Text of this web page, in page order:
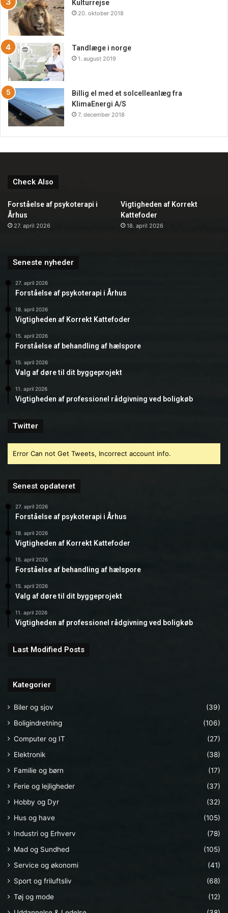
Kulturrejse
20. oktober 2018
Tandlæge i norge
1. august 2019
Billig el med et solcelleanlæg fra
KlimaEnergi A/S
7. december 2018
Check Also
Forståelse af psykoterapi i
Århus
27. april 2026
Vigtigheden af Korrekt
Kattefoder
18. april 2026
Seneste nyheder
27. april 2026
Forståelse af psykoterapi i Århus
18. april 2026
Vigtigheden af Korrekt Kattefoder
15. april 2026
Forståelse af behandling af hælspore
15. april 2026
Valg af døre til dit byggeprojekt
11. april 2026
Vigtigheden af professionel rådgivning ved boligkøb
Twitter
Error Can not Get Tweets, Incorrect account info.
Senest opdateret
27. april 2026
Forståelse af psykoterapi i Århus
18. april 2026
Vigtigheden af Korrekt Kattefoder
15. april 2026
Forståelse af behandling af hælspore
15. april 2026
Valg af døre til dit byggeprojekt
11. april 2026
Vigtigheden af professionel rådgivning ved boligkøb
Last Modified Posts
Kategorier
Biler og sjov
(39)
Boligindretning
(106)
Computer og IT
(27)
Elektronik
(38)
Familie og børn
(17)
Ferie og lejligheder
(37)
Hobby og Dyr
(32)
Hus og have
(105)
Industri og Erhverv
(78)
Mad og Sundhed
(105)
Service og økonomi
(41)
Sport og friluftsliv
(68)
Tøj og mode
(12)